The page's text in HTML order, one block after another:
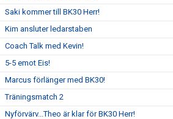
Saki kommer till BK30 Herr!
Kim ansluter ledarstaben
Coach Talk med Kevin!
5-5 emot Eis!
Marcus förlänger med BK30!
Träningsmatch 2
Nyförvärv...Theo är klar för BK30 Herr!